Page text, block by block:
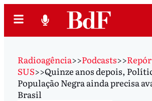
Radioagência>>Podcasts>>
SUS>>Quinze anos depois,
População Negra ainda precisa
Brasil